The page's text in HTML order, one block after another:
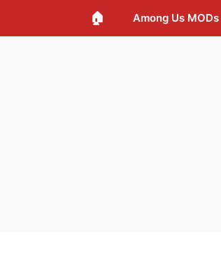
🏠 Among Us MODs